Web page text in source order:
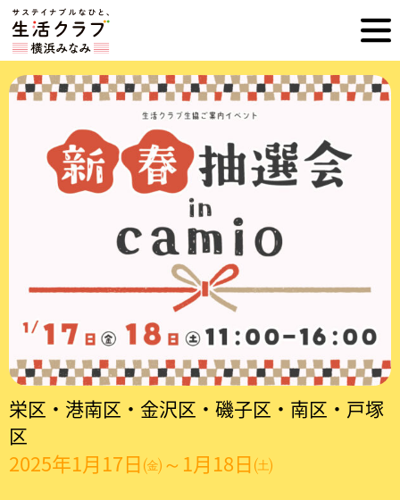
横
浜
活
ク
ラ
ブ
|
ホ
ー
ム
へ
栄区・港南区・金沢区・磯子区・南区・戸塚
区
2025年1月17日㈮～1月18日㈯